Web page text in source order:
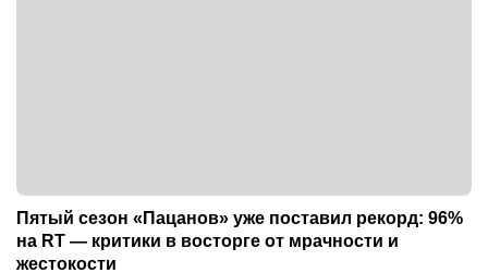
Пятый сезон «Пацанов» уже поставил рекорд: 96%
на RT — критики в восторге от мрачности и
жестокости